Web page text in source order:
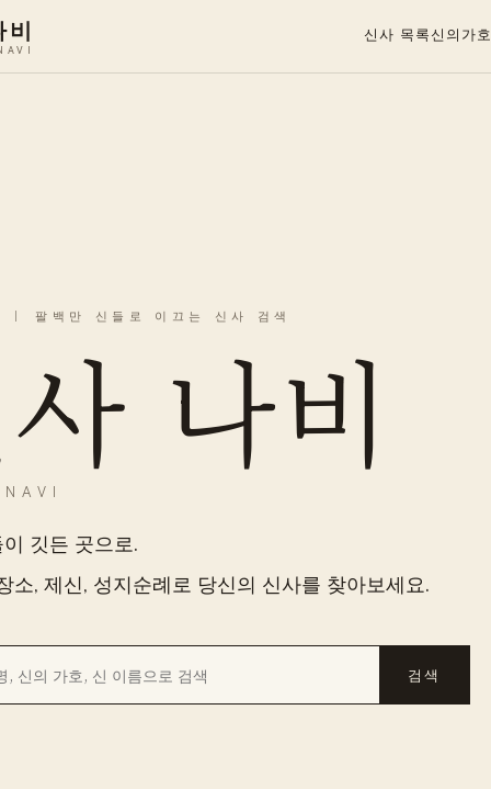
신사 목록신의가호
｜팔백만 신들로 이끄는 신사 검색
나비
깃든 곳으로.
소, 제신, 성지순례로 당신의 신사를 찾아보세요.
검색